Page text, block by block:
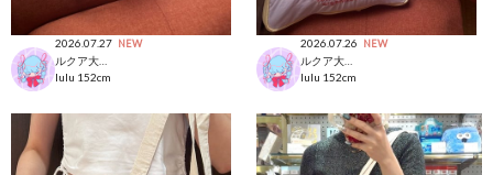
2026.07.27 NEW
lulu 152cm
2026.07.26 NEW
ルクア大阪店
lulu 152cm